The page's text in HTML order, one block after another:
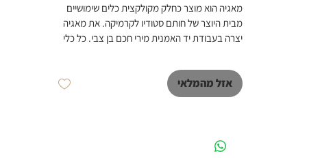
מאגיה הוא מוצר כחלק מקולקצית כלים שימושיים
מבית היוצר של חותם סטודיו לקרמיקה. את מאגיה
יצרה בעבודת יד האמנית מירי חכם בן צבי. כל כלי
ומרצון להפוך כל מוצר לאמנות שימושית. מאגיה עשוי
מחימר שחור עם ידית אפורה גובה 7 ס"מ ,קוטר 9
ס"מ ניתן לשם את הכלי במדיח ניתן להזמין מראש
אזל מהמלאי